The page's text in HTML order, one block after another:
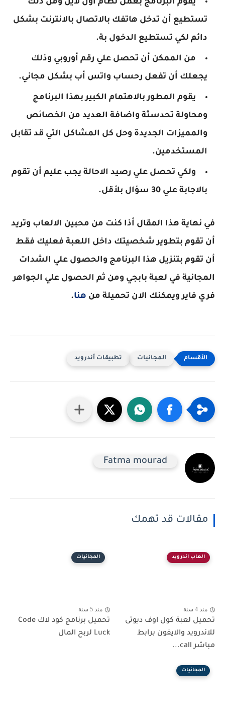
يقوم البرنامج بعمل نظام أون لاين ومن ذلك
تستطيع أن تدخل هاتفك بالاتصال بالانترنت بشكل
دائم لكي تستطيع الدخول بة.
من الممكن أن تحصل علي رقم أوروبي وذلك
يجعلك أن تفعل رحساب واتس أب بشكل مجاني.
يقوم المطور بالاهتمام الكبير بهذا البرنامج
ومحاولة تحدسثة واضافة العديد من الخصائص
والمميزات الجديدة وحل كل المشاكل التي قد تقابل
المستخدمين.
ولكي تحصل علي رصيد الاحالة يجب عليم أن تقوم
بالاجابة علي 30 سؤال بلأقل.
في نهاية هذا المقال أذا كنت من محبين الالعاب وتريد
أن تقوم بتطوير شخصيتك داخل اللعبة فعليك فقط
أن تقوم بتنزيل هذا البرنامج والحصول علي الشدات
المجانية في لعبة بابجي ومن ثم الحصول علي الجواهر
فري فاير ويمكنك الان تحميلة من هنا.
المجانيات تطبيقات أندرويد
Fatma mourad
مقالات قد تهمك
العاب اندرويد
منذ 4 سنة
تحميل لعبة كول اوف ديوتى
للاندرويد والايفون برابط
مباشر call...
المجانيات
منذ 5 سنة
تحميل برنامج كود لاك Code
Luck لربح المال
المجانيات